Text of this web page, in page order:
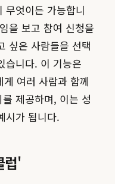
무엇이든 가능합니
을 보고 참여 신청을
싶은 사람들을 선택
습니다. 이 기능은
여러 사람과 함께
제공하며, 이는 성
시가 됩니다.
럽'